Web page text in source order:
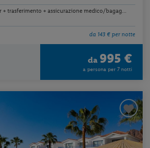
trasferimento + assicurazione medico/bagag...
da 143 € per notte
da 995 €
a persona per 7 notti